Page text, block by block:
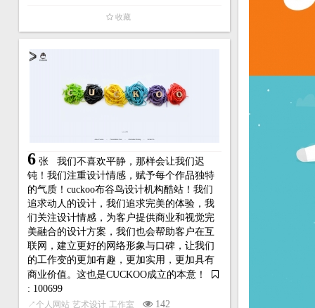
收藏
6 张 我们不喜欢平静，那样会让我们迟
钝！我们注重设计情感，赋予每个作品独特
的气质！cuckoo布谷鸟设计机构酷站！我们
追求动人的设计，我们追求完美的体验，我
们关注设计情感，为客户提供商业和视觉完
美融合的设计方案，我们也会帮助客户在互
联网，建立更好的网络形象与口碑，让我们
的工作变的更加有趣，更加实用，更加具有
商业价值。这也是CUCKOO成立的本意！
: 100699
↗个人网站 艺术设计 工作室 142